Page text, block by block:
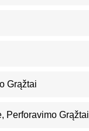
Grąžtai
Perforavimo Grąžtai